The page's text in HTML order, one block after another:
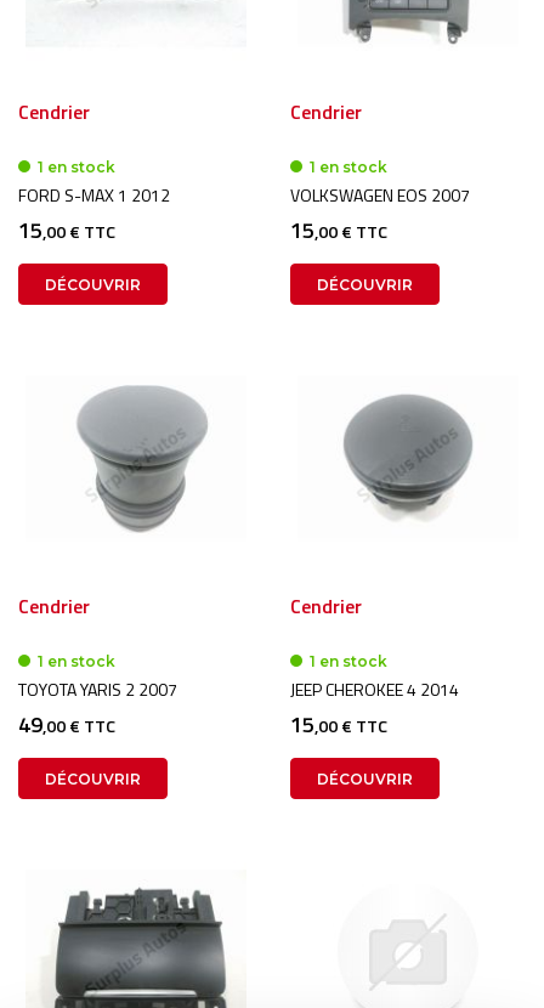
Cendrier
1 en stock
FORD S-MAX 1 2012
15,00 € TTC
DÉCOUVRIR
Cendrier
1 en stock
VOLKSWAGEN EOS 2007
15,00 € TTC
DÉCOUVRIR
Cendrier
1 en stock
TOYOTA YARIS 2 2007
49,00 € TTC
DÉCOUVRIR
Cendrier
1 en stock
JEEP CHEROKEE 4 2014
15,00 € TTC
DÉCOUVRIR